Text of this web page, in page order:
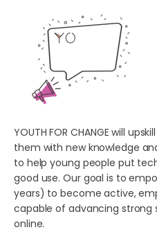
YOUTH FOR CHANGE will
them with new knowledge
to help young people put
good use. Our goal is to
years) to become active,
capable of advancing strong
online.